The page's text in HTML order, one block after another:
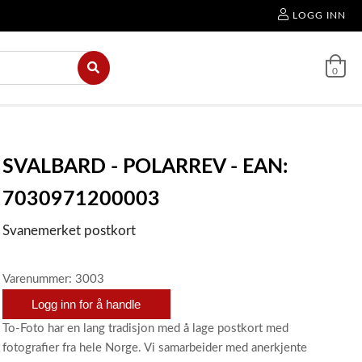
LOGG INN
0
SVALBARD - POLARREV - EAN:
7030971200003
Svanemerket postkort
Varenummer: 3003
Logg inn for å handle
To-Foto har en lang tradisjon med å lage postkort med
fotografier fra hele Norge. Vi samarbeider med anerkjente